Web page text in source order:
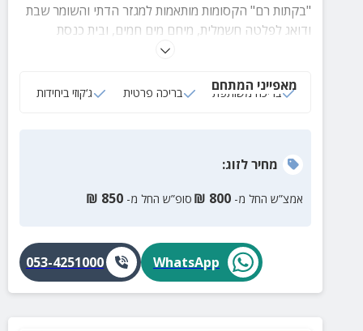
"בקתות רם" הקסומות מותאמות למגזר הדתי והשומר שבת
ודואג לפלטה חשמלית, מיחם מים חמים, ובית כנסת
מאפייני המתחם
בריכה משותפת בריכה פרטית ג‘קוזי ביחידות
מחירלזוג:
אמצ”ש החל מ- 800
₪ סופ”ש החל מ- 850
₪
WhatsApp
053-4251000